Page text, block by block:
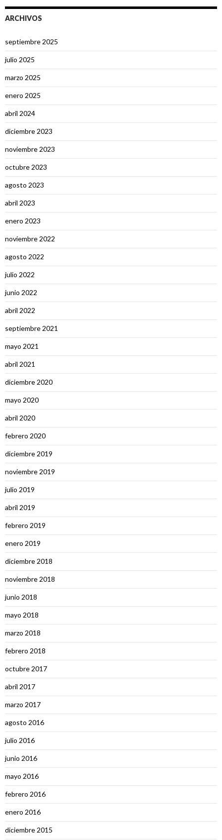
ARCHIVOS
septiembre 2025
julio 2025
marzo 2025
enero 2025
abril 2024
diciembre 2023
noviembre 2023
octubre 2023
agosto 2023
abril 2023
enero 2023
noviembre 2022
agosto 2022
julio 2022
junio 2022
abril 2022
septiembre 2021
mayo 2021
abril 2021
diciembre 2020
mayo 2020
abril 2020
febrero 2020
diciembre 2019
noviembre 2019
julio 2019
abril 2019
febrero 2019
enero 2019
diciembre 2018
noviembre 2018
junio 2018
mayo 2018
marzo 2018
febrero 2018
octubre 2017
abril 2017
marzo 2017
agosto 2016
julio 2016
junio 2016
mayo 2016
febrero 2016
enero 2016
diciembre 2015